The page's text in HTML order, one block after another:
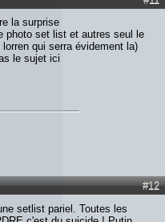
la surprise
photo set list et autres seul le
qui serra évidement la)
le sujet ici
#12
setlist pariel. Toutes les